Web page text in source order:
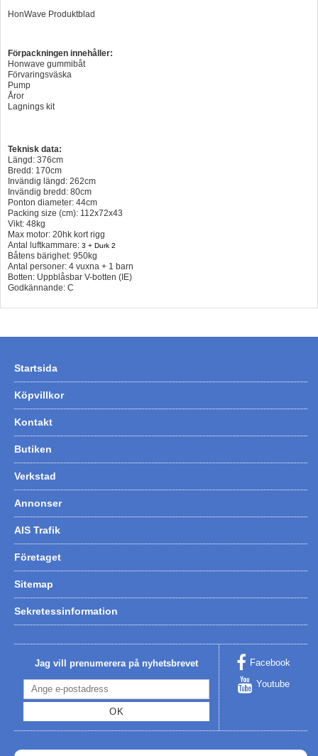
HonWave Produktblad
Förpackningen innehåller:
Honwave gummibåt
Förvaringsväska
Pump
Åror
Lagnings kit
Teknisk data:
Längd: 376cm
Bredd: 170cm
Invändig längd: 262cm
Invändig bredd: 80cm
Ponton diameter: 44cm
Packing size (cm): 112x72x43
Vikt: 48kg
Max motor: 20hk kort rigg
Antal luftkammare: 3 + Durk 2
Båtens bärighet: 950kg
Antal personer: 4 vuxna + 1 barn
Botten: Uppblåsbar V-botten (IE)
Godkännande: C
Startsida
Köpvillkor
Kontakt
Butiken
Verkstad
Annonser
AIS Trafik
Företaget
Sitemap
Sekretessinformation
Jag vill prenumerera på nyhetsbrevet
OK
Facebook
Youtube